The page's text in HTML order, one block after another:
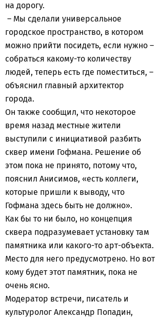
на дорогу.
– Мы сделали универсальное
городское пространство, в котором
можно прийти посидеть, если нужно –
собраться какому-то количеству
людей, теперь есть где поместиться, –
объяснил главный архитектор
города.
Он также сообщил, что некоторое
время назад местные жители
выступили с инициативой разбить
сквер имени Гофмана. Решение об
этом пока не принято, потому что,
пояснил Анисимов, «есть коллеги,
которые пришли к выводу, что
Гофмана здесь быть не должно».
Как бы то ни было, но концепция
сквера подразумевает установку там
памятника или какого-то арт-объекта.
Место для него предусмотрено. Но вот
кому будет этот памятник, пока не
очень ясно.
Модератор встречи, писатель и
культуролог Александр Попадин,